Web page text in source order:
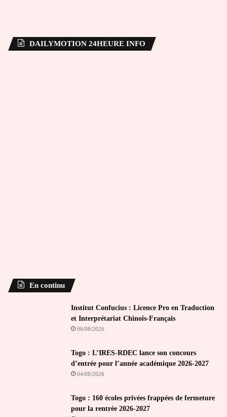
DAILYMOTION 24HEURE INFO
En continu
Institut Confucius : Licence Pro en Traduction
et Interprétariat Chinois-Français
06/08/2026
Togo : L’IRES-RDEC lance son concours
d’entrée pour l’année académique 2026-2027
04/08/2026
Togo : 160 écoles privées frappées de fermeture
pour la rentrée 2026-2027